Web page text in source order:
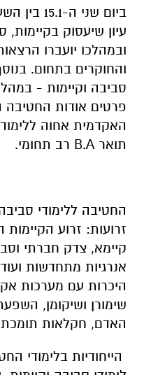
עיון שיעסוק
ובמהלכו יועברו
והחוקרים בתחום.
סביבה וקיימות -
פרטים אודות החטיבה
האקדמית אחוה
תואר B.A רב תחומי.
החטיבה ללימודי
זרועות: זרוע
קיימא, צדק חברתי
אנרגיות מתחדשות
היכרות עם מערכות
שימורן ושיקומן,
האדם, חקלאות תומכת
הייחודיות בלימודי